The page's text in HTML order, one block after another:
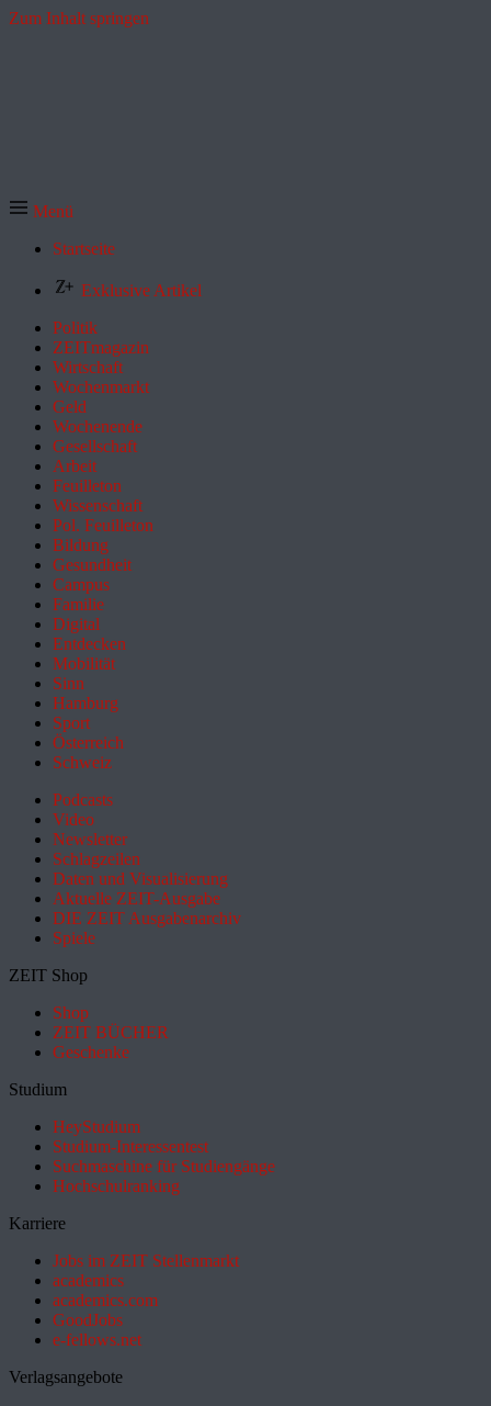
Zum Inhalt springen
Menü
Startseite
Exklusive Artikel
Politik
ZEITmagazin
Wirtschaft
Wochenmarkt
Geld
Wochenende
Gesellschaft
Arbeit
Feuilleton
Wissenschaft
Pol. Feuilleton
Bildung
Gesundheit
Campus
Familie
Digital
Entdecken
Mobilität
Sinn
Hamburg
Sport
Österreich
Schweiz
Podcasts
Video
Newsletter
Schlagzeilen
Daten und Visualisierung
Aktuelle ZEIT-Ausgabe
DIE ZEIT Ausgabenarchiv
Spiele
ZEIT Shop
Shop
ZEIT BÜCHER
Geschenke
Studium
HeyStudium
Studium-Interessentest
Suchmaschine für Studiengänge
Hochschulranking
Karriere
Jobs im ZEIT Stellenmarkt
academics
academics.com
GoodJobs
e-fellows.net
Verlagsangebote